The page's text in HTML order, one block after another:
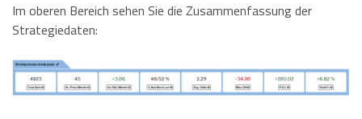
Im oberen Bereich sehen Sie die Zusammenfassung der
Strategiedaten: